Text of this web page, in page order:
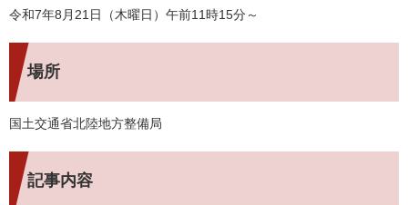
令和7年8月21日（木曜日）午前11時15分～
場所
国土交通省北陸地方整備局
記事内容